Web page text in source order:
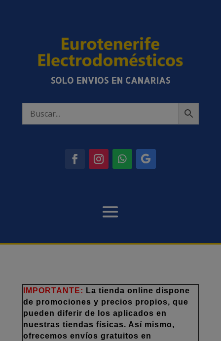
SOLO ENVIOS EN CANARIAS
IMPORTANTE: La tienda online dispone
de promociones y precios propios, que
pueden diferir de los aplicados en
nuestras tiendas físicas. Así mismo,
ofrecemos envíos gratuitos en